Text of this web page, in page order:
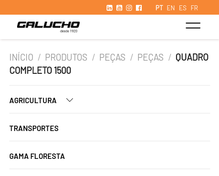
PT EN ES FR
INÍCIO / PRODUTOS / PEÇAS / PEÇAS / QUADRO
COMPLETO 1500
AGRICULTURA
TRANSPORTES
GAMA FLORESTA